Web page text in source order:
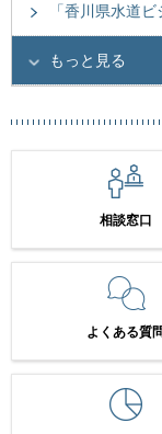
「香川県水道
もっと見る
相談窓口
よくある質